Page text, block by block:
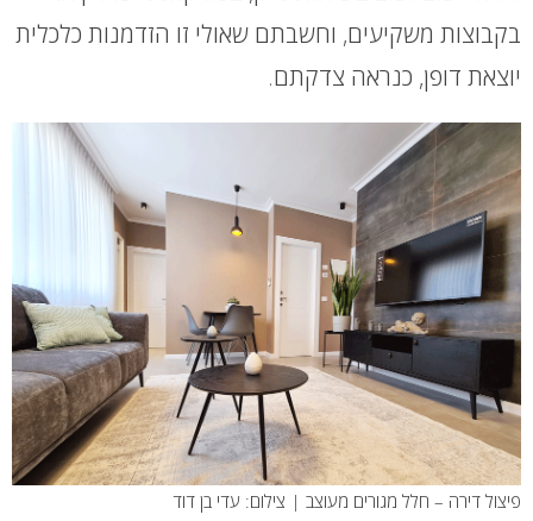
בקבוצות משקיעים, וחשבתם שאולי זו הזדמנות כלכלית
יוצאת דופן, כנראה צדקתם.
פיצול דירה – חלל מגורים מעוצב | צילום: עדי בן דוד